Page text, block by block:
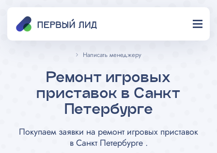
Написать менеджеру
Ремонт игровых
приставок в Санкт
Петербурге
Покупаем заявки на ремонт игровых приставок
в Санкт Петербурге .